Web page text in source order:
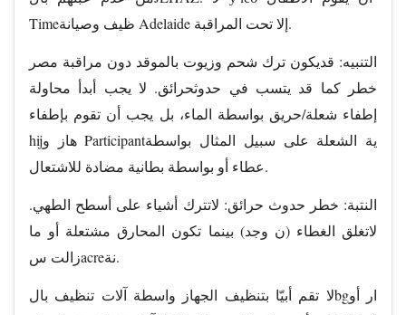
Timeظيف وصيانة Adelaide إلا تحت المراقبة.
التنبيه: قديكون ترك شحم وزیوت بالموقد دون مراقبة مصر
خطر كما قد يتسب في حدوثحرائق. لا يجب أبدأ محاولة
إطفاء شعلة/حريق بواسطة الماء، بل يجب أن تقوم بإطفاء
hijهاز و Participantية الشعلة على سبيل المثال بواسطة
عطاء أو بواسطة بطانية مضادة للاشتعال.
النتبة: خطر حدوث حرائق: لاتترك أشياء على أسطح الطهي.
لاتغلق الغطاء (ن وجد) بينما تكون المحارق مشتعلة أو ما
زالت سacreنة.
لا تقم أبيّا بتنظيف الجهاز واسطة آلات تنظيف بالbgار أو